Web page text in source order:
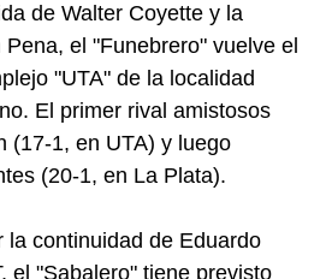
de Walter Coyette y la
Pena, el "Funebrero" vuelve el
"UTA" de la localidad
El primer rival amistosos
(17-1, en UTA) y luego
(20-1, en La Plata).
la continuidad de Eduardo
el "Sabalero" tiene previsto